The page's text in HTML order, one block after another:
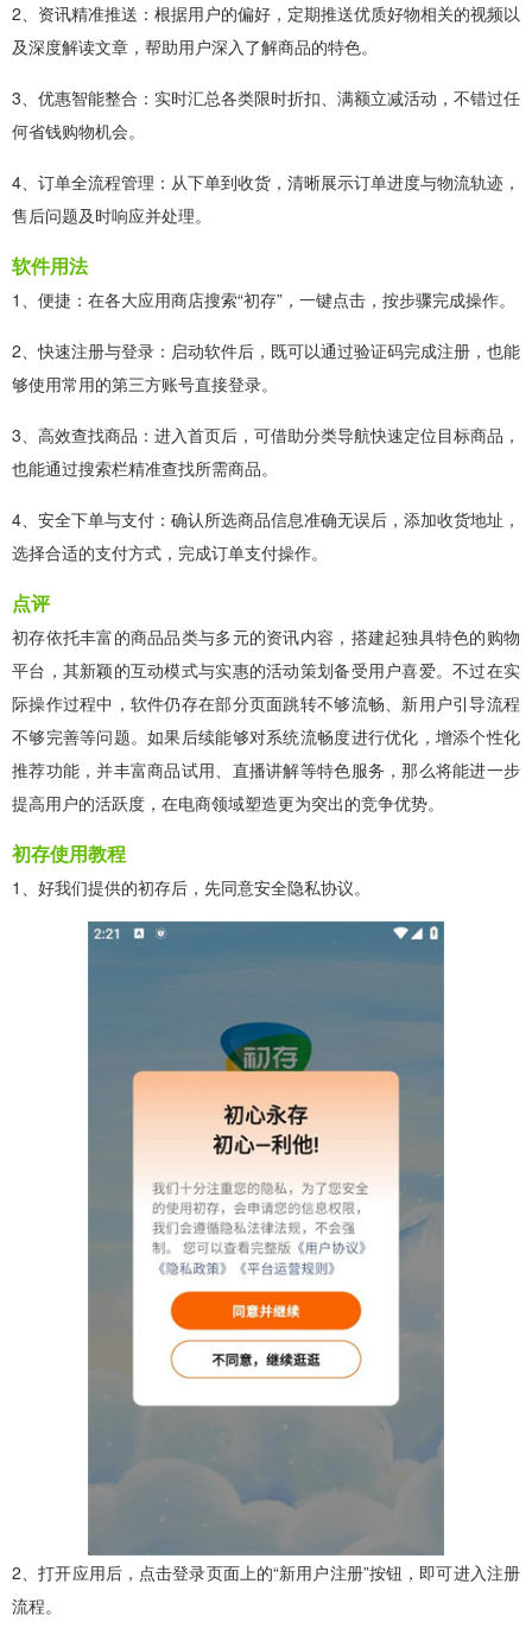
2、资讯精准推送：根据用户的偏好，定期推送优质好物相关的视频以
及深度解读文章，帮助用户深入了解商品的特色。
3、优惠智能整合：实时汇总各类限时折扣、满额立减活动，不错过任
何省钱购物机会。
4、订单全流程管理：从下单到收货，清晰展示订单进度与物流轨迹，
售后问题及时响应并处理。
软件用法
1、便捷：在各大应用商店搜索“初存”，一键点击，按步骤完成操作。
2、快速注册与登录：启动软件后，既可以通过验证码完成注册，也能
够使用常用的第三方账号直接登录。
3、高效查找商品：进入首页后，可借助分类导航快速定位目标商品，
也能通过搜索栏精准查找所需商品。
4、安全下单与支付：确认所选商品信息准确无误后，添加收货地址，
选择合适的支付方式，完成订单支付操作。
点评
初存依托丰富的商品品类与多元的资讯内容，搭建起独具特色的购物
平台，其新颖的互动模式与实惠的活动策划备受用户喜爱。不过在实
际操作过程中，软件仍存在部分页面跳转不够流畅、新用户引导流程
不够完善等问题。如果后续能够对系统流畅度进行优化，增添个性化
推荐功能，并丰富商品试用、直播讲解等特色服务，那么将能进一步
提高用户的活跃度，在电商领域塑造更为突出的竞争优势。
初存使用教程
1、好我们提供的初存后，先同意安全隐私协议。
2、打开应用后，点击登录页面上的“新用户注册”按钮，即可进入注册
流程。